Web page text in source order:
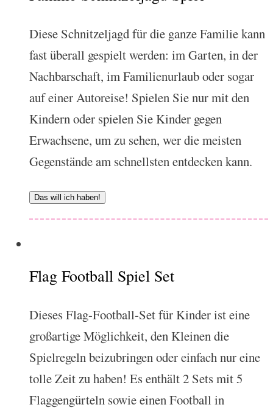
Diese Schnitzeljagd für die ganze Familie kann
fast überall gespielt werden: im Garten, in der
Nachbarschaft, im Familienurlaub oder sogar
auf einer Autoreise! Spielen Sie nur mit den
Kindern oder spielen Sie Kinder gegen
Erwachsene, um zu sehen, wer die meisten
Gegenstände am schnellsten entdecken kann.
Das will ich haben!
Flag Football Spiel Set
Dieses Flag-Football-Set für Kinder ist eine
großartige Möglichkeit, den Kleinen die
Spielregeln beizubringen oder einfach nur eine
tolle Zeit zu haben! Es enthält 2 Sets mit 5
Flaggengürteln sowie einen Football in